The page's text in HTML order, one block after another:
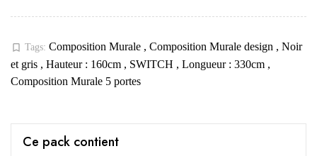
bookmark_border Tags: Composition Murale , Composition Murale design , Noir
et gris , Hauteur : 160cm , SWITCH , Longueur : 330cm ,
Composition Murale 5 portes
Ce pack contient